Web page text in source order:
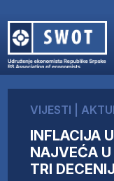
O NAMA
AKTUELNO
ANALIZE
KOMPANIJE
VIJESTI
INFLACIJA
NAJVEĆA
TRI